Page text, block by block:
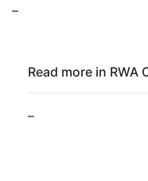
–
Read more in RWA
–